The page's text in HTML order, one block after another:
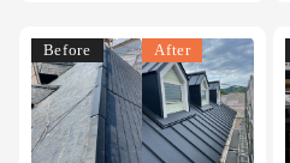
Before After